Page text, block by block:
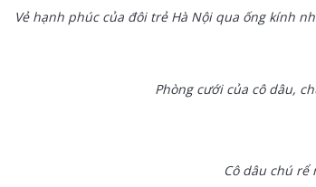
Vẻ hạnh phúc của đôi trẻ Hà Nội qua ống kính
Phòng cưới của cô dâu,
Cô dâu chú